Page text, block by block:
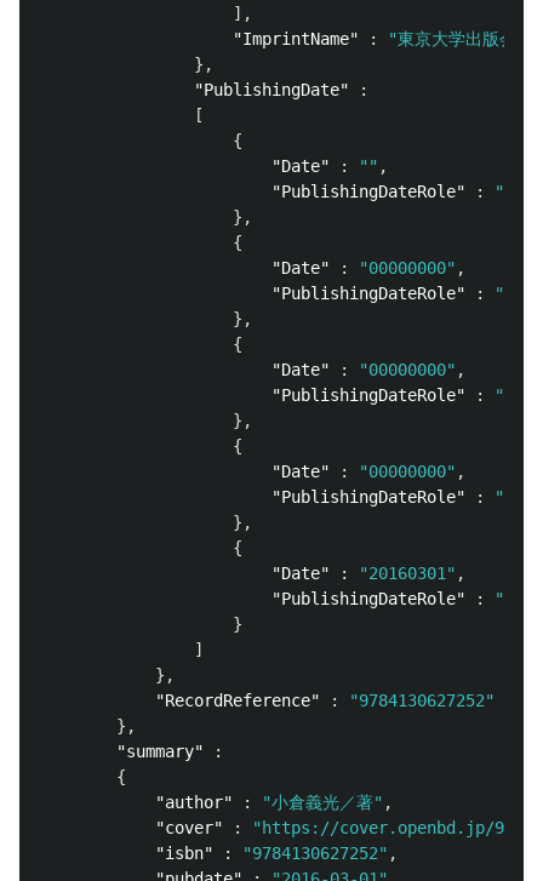
],
"ImprintName"
:
"東京大学出版会"
},
"PublishingDate"
:
[
{
"Date"
: "" ,
"PublishingDateRole"
:
"01"
},
{
"Date"
: "00000000" ,
"PublishingDateRole"
:
"25"
},
{
"Date"
: "00000000" ,
"PublishingDateRole"
:
"09"
},
{
"Date"
: "00000000" ,
"PublishingDateRole"
:
"02"
},
{
"Date"
: "20160301" ,
"PublishingDateRole"
:
"11"
}
]
},
"RecordReference"
:
"9784130627252"
},
"summary"
:
{
"author"
: "小倉義光／著" ,
"cover"
:
"https://cover.openbd.jp/
"isbn"
: "9784130627252" ,